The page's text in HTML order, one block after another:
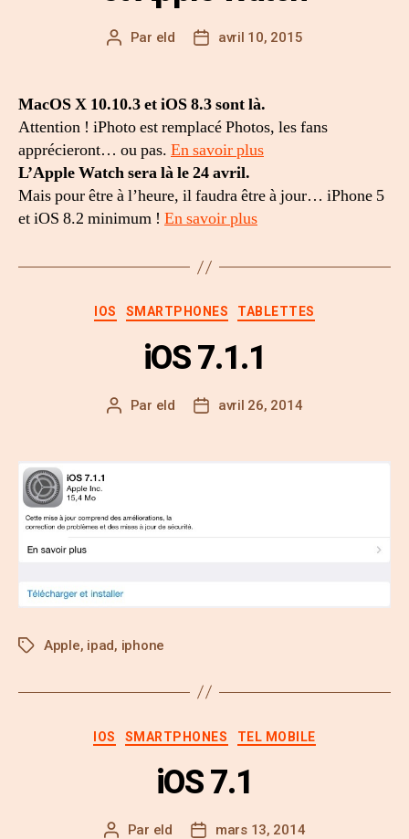
Par eld avril 10, 2015
MacOS X 10.10.3 et iOS 8.3 sont là.
Attention ! iPhoto est remplacé Photos, les fans
apprécieront… ou pas. En savoir plus
L’Apple Watch sera là le 24 avril.
Mais pour être à l’heure, il faudra être à jour… iPhone 5
et iOS 8.2 minimum ! En savoir plus
IOS SMARTPHONES TABLETTES
iOS 7.1.1
Par eld avril 26, 2014
Apple, ipad, iphone
IOS SMARTPHONES TEL MOBILE
iOS 7.1
Par eld mars 13, 2014